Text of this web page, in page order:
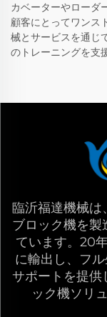
カベーターやローダ
顧客にとってワンス
械とサービスを通じ
のトレーニングを支
臨沂福達機械は
ブロック機を製
ています。20
に輸出し、フ
サポートを提供
ック機ソリ